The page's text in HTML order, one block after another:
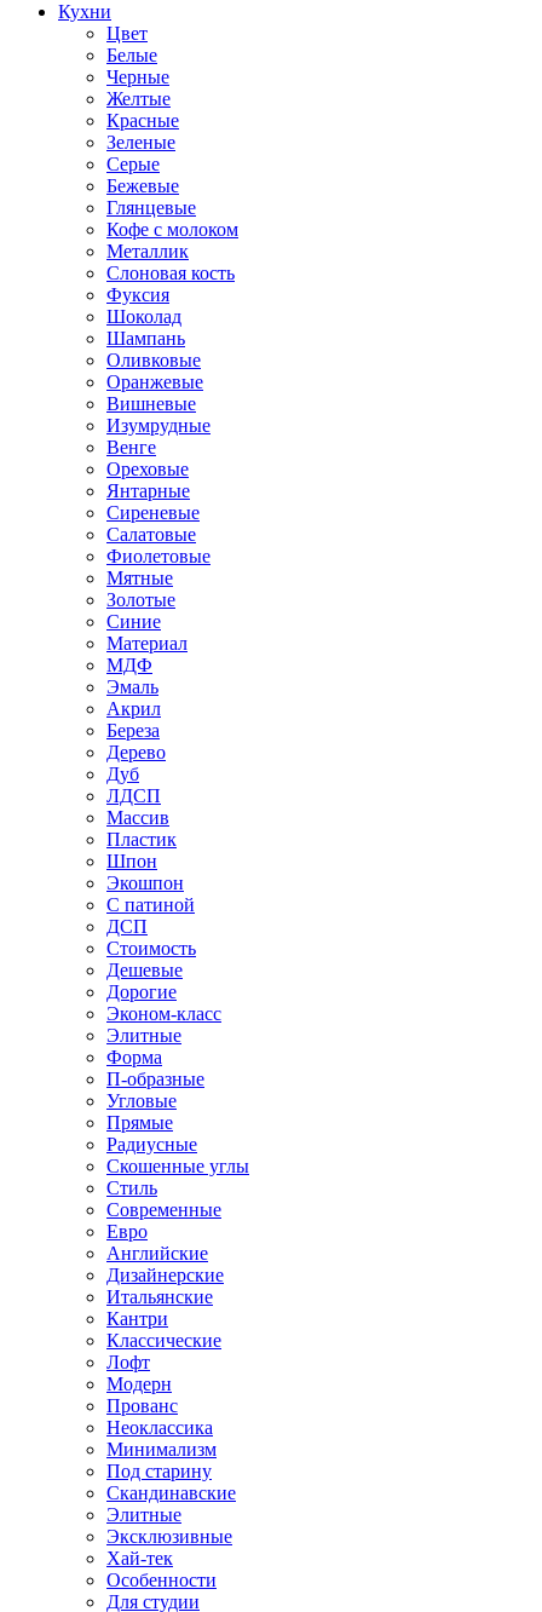
Кухни
Цвет
Белые
Черные
Желтые
Красные
Зеленые
Серые
Бежевые
Глянцевые
Кофе с молоком
Металлик
Слоновая кость
Фуксия
Шоколад
Шампань
Оливковые
Оранжевые
Вишневые
Изумрудные
Венге
Ореховые
Янтарные
Сиреневые
Салатовые
Фиолетовые
Мятные
Золотые
Синие
Материал
МДФ
Эмаль
Акрил
Береза
Дерево
Дуб
ЛДСП
Массив
Пластик
Шпон
Экошпон
С патиной
ДСП
Стоимость
Дешевые
Дорогие
Эконом-класс
Элитные
Форма
П-образные
Угловые
Прямые
Радиусные
Скошенные углы
Стиль
Современные
Евро
Английские
Дизайнерские
Итальянские
Кантри
Классические
Лофт
Модерн
Прованс
Неоклассика
Минимализм
Под старину
Скандинавские
Элитные
Эксклюзивные
Хай-тек
Особенности
Для студии